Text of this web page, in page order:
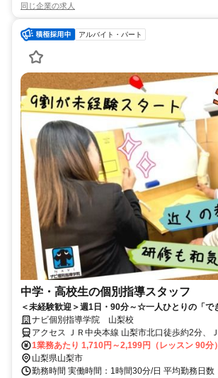
同じ企業の求人
アルバイト・パート
中学・高校生の個別指導スタッフ
＜未経験歓迎＞週1日・90分～☆一人ひとりの「で
るお仕事！
ナビ個別指導学院 山梨校
アクセス ＪＲ中央本線 山梨市北口徒歩約2分、
徒歩約29分、ＪＲ中央本線 春日居町徒歩約38分
分
1業務あたり 1,710円～2,199円（レッスン 90分）
山梨県山梨市
勤務時間 実働時間：1時間30分/日 平均勤務日数